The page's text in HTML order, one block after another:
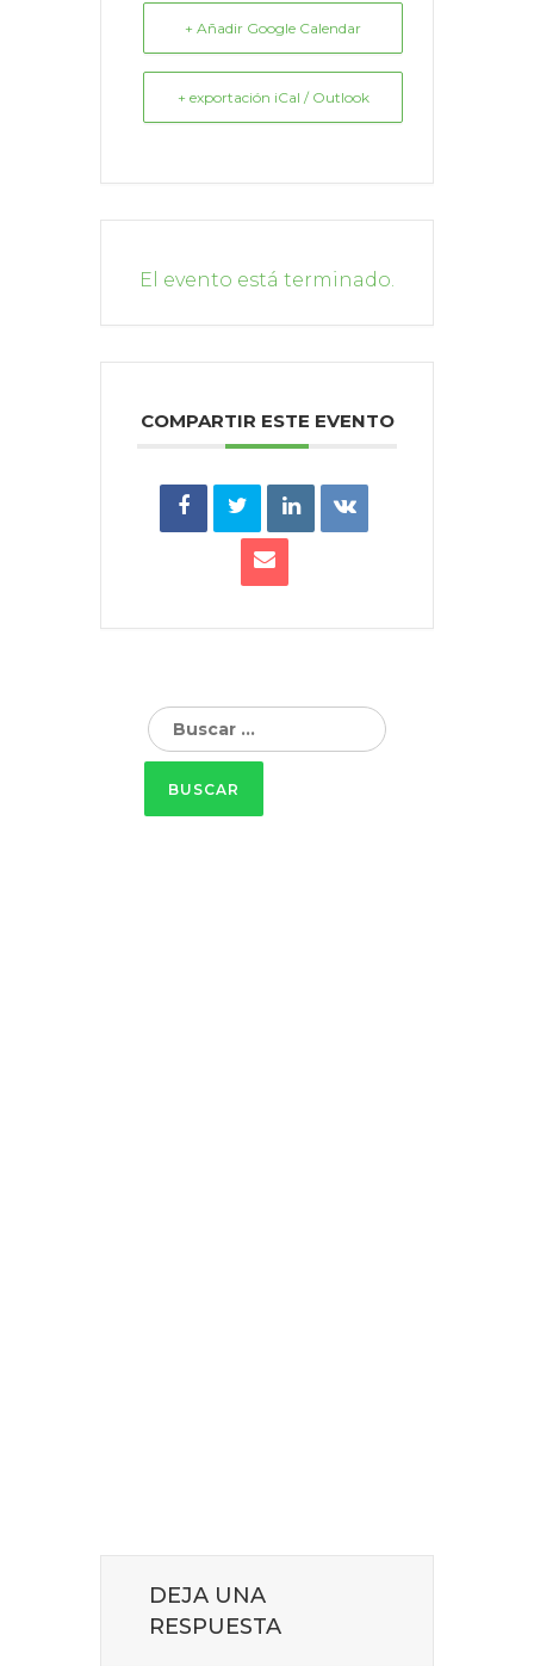
+ Añadir Google Calendar
+ exportación iCal / Outlook
El evento está terminado.
COMPARTIR ESTE EVENTO
Buscar:
DEJA UNA
RESPUESTA